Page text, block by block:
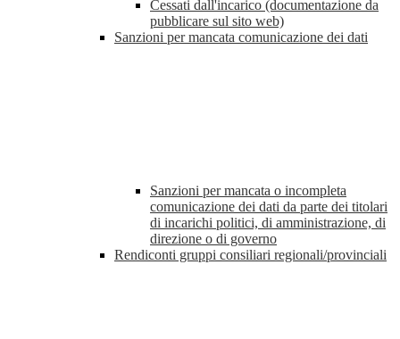
Cessati dall'incarico (documentazione da
pubblicare sul sito web)
Sanzioni per mancata comunicazione dei dati
Sanzioni per mancata o incompleta
comunicazione dei dati da parte dei titolari
di incarichi politici, di amministrazione, di
direzione o di governo
Rendiconti gruppi consiliari regionali/provinciali